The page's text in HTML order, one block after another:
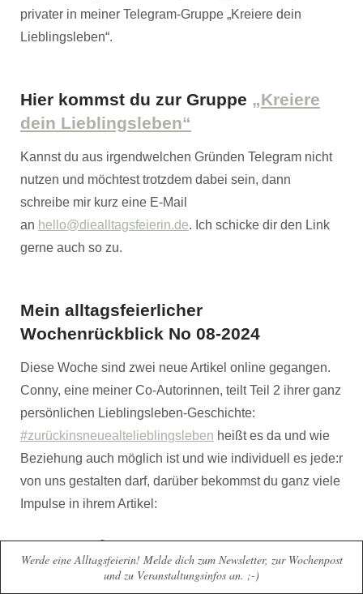
privater in meiner Telegram-Gruppe „Kreiere dein
Lieblingsleben“.
Hier kommst du zur Gruppe „Kreiere
dein Lieblingsleben“
Kannst du aus irgendwelchen Gründen Telegram nicht
nutzen und möchtest trotzdem dabei sein, dann
schreibe mir kurz eine E-Mail
an hello@diealltagsfeierin.de. Ich schicke dir den Link
gerne auch so zu.
Mein alltagsfeierlicher
Wochenrückblick No 08-2024
Diese Woche sind zwei neue Artikel online gegangen.
Conny, eine meiner Co-Autorinnen, teilt Teil 2 ihrer ganz
persönlichen Lieblingsleben-Geschichte:
#zurückinsneuealtelieblingsleben heißt es da und wie
Beziehung auch möglich ist und wie individuell es jede:r
von uns gestalten darf, darüber bekommst du ganz viele
Impulse in ihrem Artikel:
Werde eine Alltagsfeierin! Melde dich zum Newsletter, zur Wochenpost
und zu Veranstaltungsinfos an. ;-)